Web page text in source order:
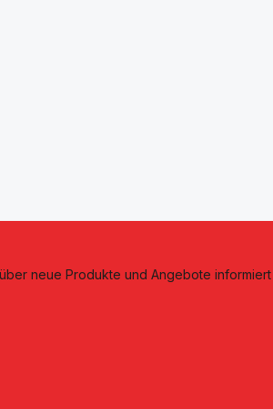
neue Produkte und Angebote